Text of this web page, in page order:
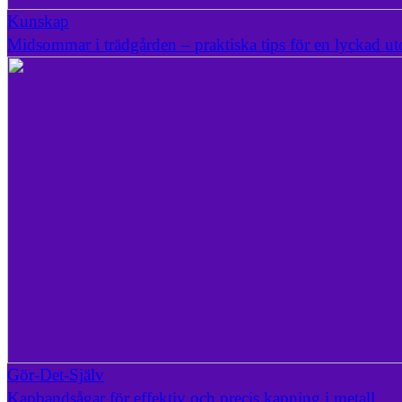
Kunskap
Midsommar i trädgården – praktiska tips för en lyckad
Gör-Det-Själv
Kapbandsågar för effektiv och precis kapning i metall